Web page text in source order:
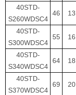
40STD-
S260WDSC4
46 13
40STD-
S300WDSC4
55 16
40STD-
S340WDSC4
64 18
40STD-
S370WDSC4
69 20